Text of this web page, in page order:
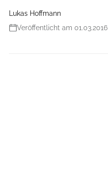
Lukas Hoffmann
Veröffentlicht am 01.03.2016